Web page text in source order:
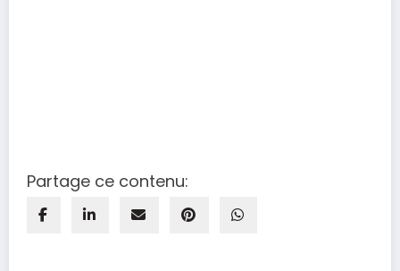
Partage ce contenu: